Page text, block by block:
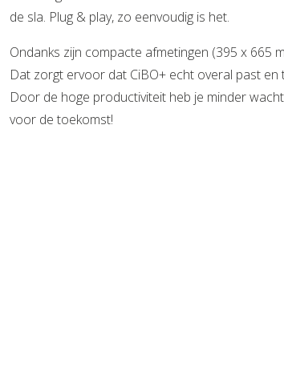
de sla. Plug & play, zo eenvoudig is het.
Ondanks zijn compacte afmetingen (395 x 665
Dat zorgt ervoor dat CiBO+ echt overal past
Door de hoge productiviteit heb je minder
voor de toekomst!